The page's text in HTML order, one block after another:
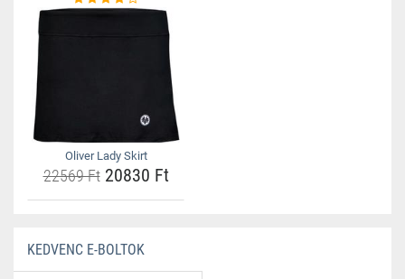
Oliver Lady Skirt
22569 Ft20830 Ft
KEDVENC E-BOLTOK